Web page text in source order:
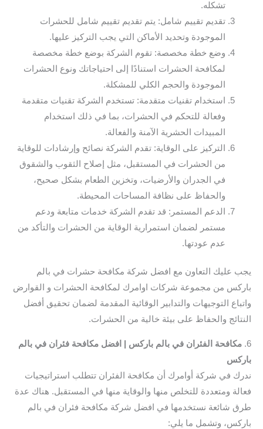
تشكله.
تقديم تقييم شامل: يتم تقديم تقييم شامل للحشرات
الموجودة وتحديد الأماكن التي يجب التركيز عليها.
وضع خطة مخصصة: تقوم الشركة بوضع خطة مخصصة
لمكافحة الحشرات استنادًا إلى احتياجاتك ونوع الحشرات
الموجودة والحجم الكلي للمشكلة.
استخدام تقنيات متقدمة: تستخدم الشركة تقنيات متقدمة
وفعالة للتحكم في الحشرات، بما في ذلك استخدام
المبيدات الحشرية الآمنة والفعالة.
التركيز على الوقاية: تقدم الشركة نصائح وإرشادات للوقاية
من الحشرات في المستقبل، مثل إصلاح الثقوب والشقوق
في الجدران والأرضيات، وتخزين الطعام بشكل صحيح،
والحفاظ على نظافة المساحات المحيطة.
الدعم المستمر: قد تقدم الشركة خدمات متابعة ودعم
مستمر لضمان استمرارية الوقاية من الحشرات والتأكد من
عدم عودتها.
يجب عليك التعاون مع افضل شركة مكافحة حشرات في بالم
باركس من مجموعة شركات اوامرك لمكافحة الحشرات و القوارض
واتباع التوجيهات والتدابير الوقائية المقدمة لضمان تحقيق أفضل
النتائج والحفاظ على بيئة خالية من الحشرات.
6. مكافحة الفئران في بالم باركس | افضل مكافحة فئران في بالم
باركس
ندرك في شركة أوامرك أن مكافحة الفئران تتطلب استراتيجيات
فعالة ومتعددة للتخلص منها والوقاية منها في المستقبل. هناك عدة
طرق شائعة نستخدمها في افضل شركة مكافحة فئران في بالم
باركس، وتشمل ما يلي: